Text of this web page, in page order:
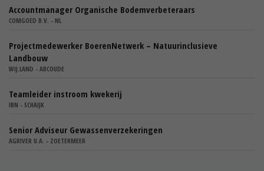
Accountmanager Organische Bodemverbeteraars
COMGOED B.V. - NL
Projectmedewerker BoerenNetwerk – Natuurinclusieve
Landbouw
WIJ.LAND - ABCOUDE
Teamleider instroom kwekerij
IBN - SCHAIJK
Senior Adviseur Gewassenverzekeringen
AGRIVER U.A. - ZOETERMEER